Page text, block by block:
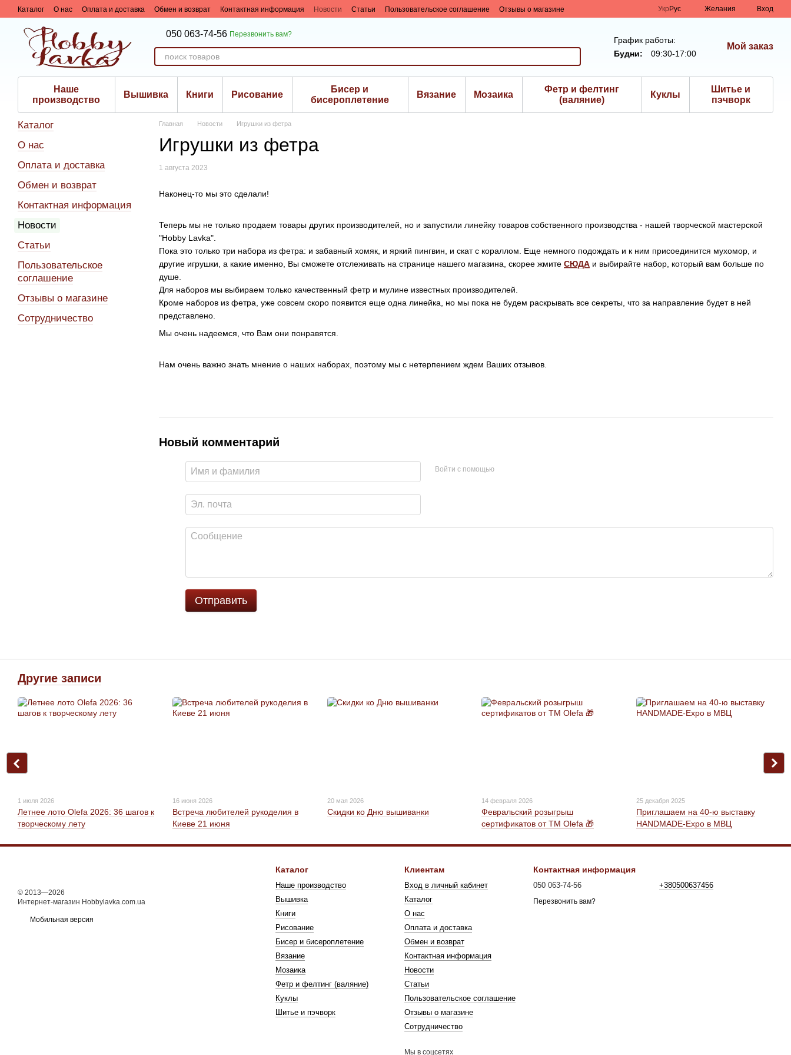
Перейти к основному контенту
Каталог О нас Оплата и доставка Обмен и возврат Контактная информация Новости Статьи Пользовательское соглашение
Отзывы о магазине
Укр Рус Желания Вход
050 063-74-56 Перезвонить вам?
График работы:
Будни:
09:30-17:00
Мой заказ
Наше
производство
Вышивка Книги Рисование
Бисер и
биcероплетение
Вязание Мозаика
Фетр и фелтинг
(валяние)
Куклы
Шитье и
пэчворк
Главная Новости Игрушки из фетра
Игрушки из фетра
1 августа 2023
Наконец-то мы это сделали!
Теперь мы не только продаем товары других производителей, но и запустили линейку товаров собственного производства - нашей творческой мастерской
"Hobby Lavka".
Пока это только три набора из фетра: и забавный хомяк, и яркий пингвин, и скат с кораллом. Еще немного подождать и к ним присоединится мухомор, и
другие игрушки, а какие именно, Вы сможете отслеживать на странице нашего магазина, скорее жмите СЮДА и выбирайте набор, который вам больше по
душе.
Для наборов мы выбираем только качественный фетр и мулине известных производителей.
Кроме наборов из фетра, уже совсем скоро появится еще одна линейка, но мы пока не будем раскрывать все секреты, что за направление будет в ней
представлено.
Мы очень надеемся, что Вам они понравятся.
Нам очень важно знать мнение о наших наборах, поэтому мы с нетерпением ждем Ваших отзывов.
Новый комментарий
Войти с помощью
Отправить
Каталог
О нас
Оплата и доставка
Обмен и возврат
Контактная информация
Новости
Статьи
Пользовательское
соглашение
Отзывы о магазине
Сотрудничество
Другие записи
1 июля 2026
Летнее лото Olefa 2026: 36 шагов к
творческому лету
16 июня 2026
Встреча любителей рукоделия в
Киеве 21 июня
20 мая 2026
Скидки ко Дню вышиванки
14 февраля 2026
Февральский розыгрыш
сертификатов от ТМ Olefa 🎁
25 декабря 2025
Приглашаем на 40-ю выставку
HANDMАDE-Expo в МВЦ
© 2013—2026
Интернет-магазин Hobbylavka.com.ua
Мобильная версия
Каталог
Наше производство
Вышивка
Книги
Рисование
Бисер и биcероплетение
Вязание
Мозаика
Фетр и фелтинг (валяние)
Куклы
Шитье и пэчворк
Клиентам
Вход в личный кабинет
Каталог
О нас
Оплата и доставка
Обмен и возврат
Контактная информация
Новости
Статьи
Пользовательское соглашение
Отзывы о магазине
Сотрудничество
Мы в соцсетях
Контактная информация
050 063-74-56
Перезвонить вам?
+380500637456